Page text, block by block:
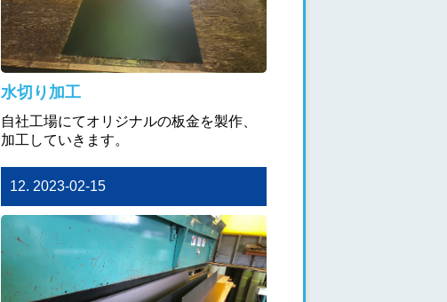
水切り加工
自社工場にてオリジナルの板金を製作、
加工していきます。
12. 2023-02-15